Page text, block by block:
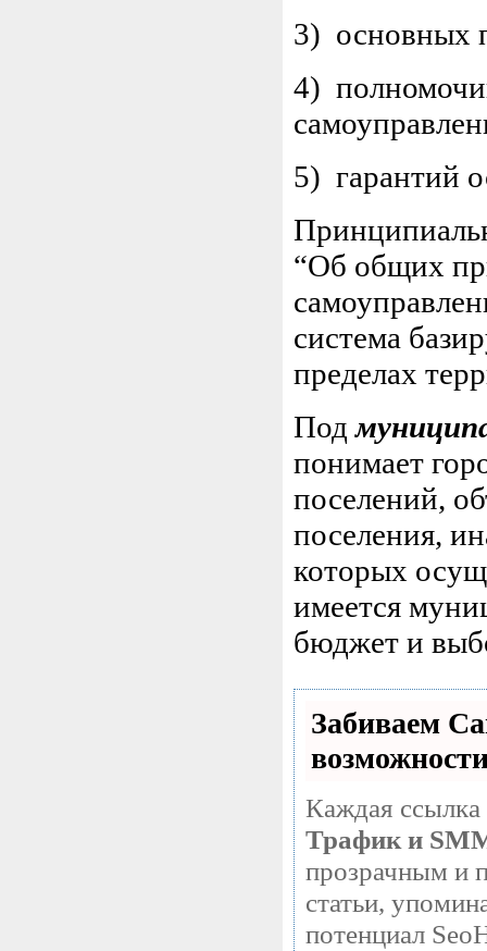
3) основных
4)
5) гарантий
“Об общих
система
пределах
Под
понимает
поселений,
поселения,
которых
имеется
бюджет и
Забиваем
Каждая ссылка
Трафик и
прозрачным и
статьи,
потенциал